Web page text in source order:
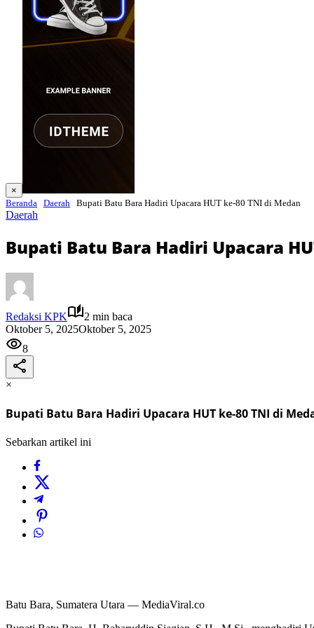
×
Beranda Daerah Bupati Batu Bara Hadiri Upacara HUT ke-80 TNI di Medan
Daerah
Bupati Batu Bara Hadiri Upacara
Redaksi KPK
2 min baca
Oktober 5, 2025Oktober 5, 2025
8
×
Bupati Batu Bara Hadiri Upacara HUT ke-80 TNI di
Sebarkan artikel ini
Batu Bara, Sumatera Utara — MediaViral.co